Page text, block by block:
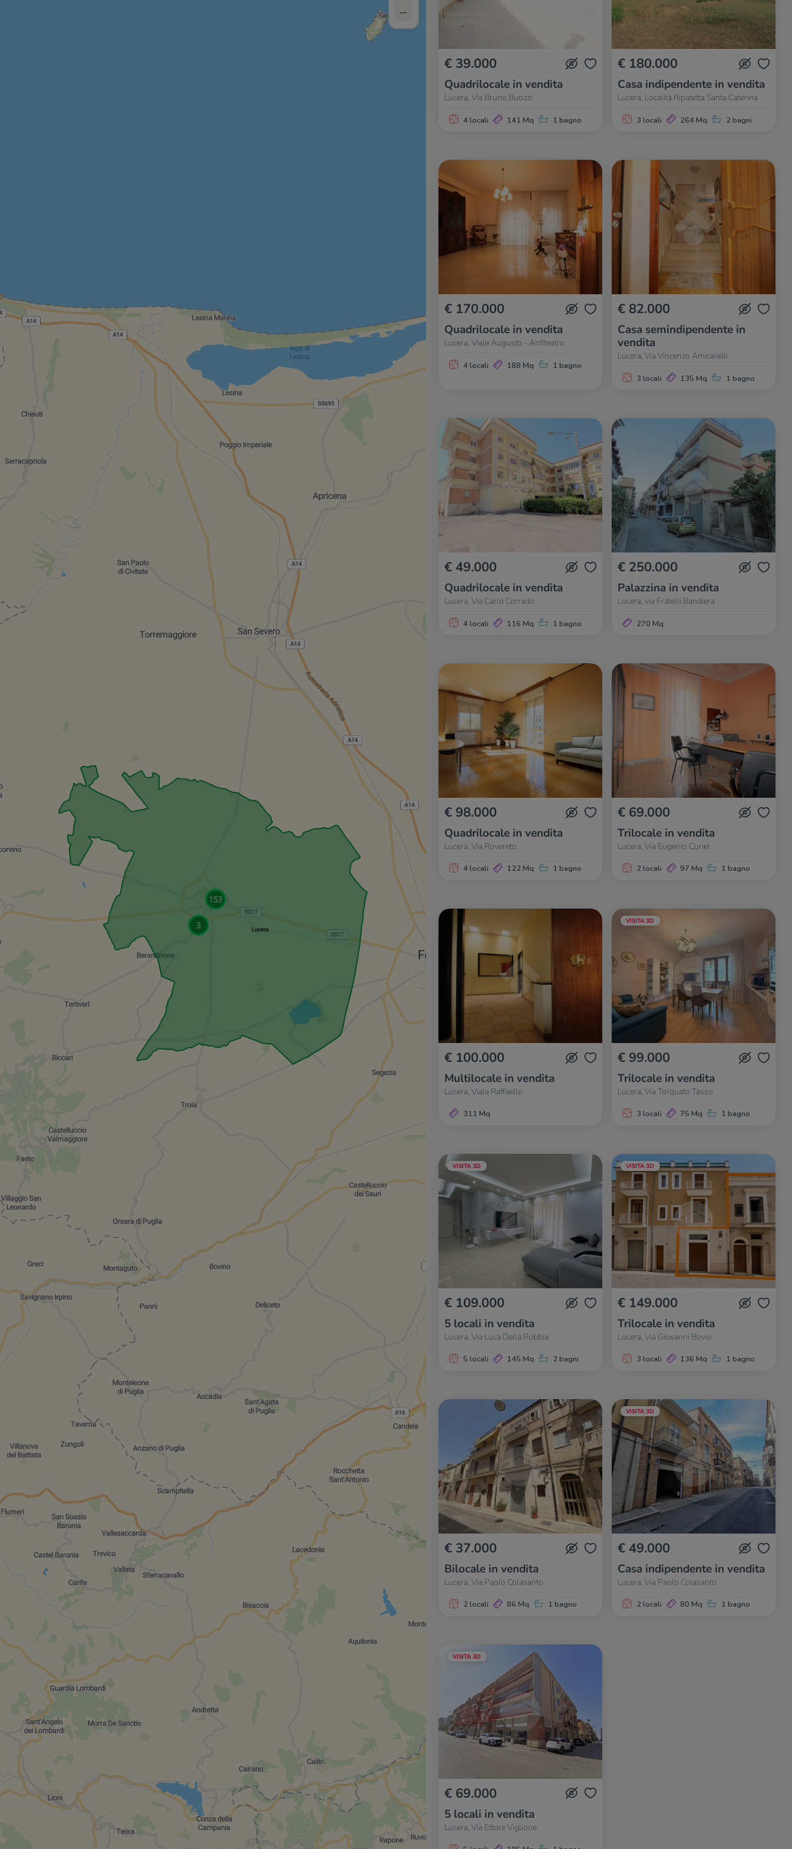
€ 39.000
Quadrilocale in vendita
Lucera, Via Bruno Buozzi
4 locali 141 Mq 1 bagno
€ 180.000
Casa indipendente in vendita
Lucera, Località Ripatetta Santa Caterina
3 locali 264 Mq 2 bagni
€ 170.000
Quadrilocale in vendita
Lucera, Viale Augusto - Anfiteatro
4 locali 188 Mq 1 bagno
€ 82.000
Casa semindipendente in
vendita
Lucera, Via Vincenzo Amicarelli
3 locali 135 Mq 1 bagno
€ 49.000
Quadrilocale in vendita
Lucera, Via Carlo Corrado
4 locali 116 Mq 1 bagno
€ 250.000
Palazzina in vendita
Lucera, via Fratelli Bandiera
270 Mq
€ 98.000
Quadrilocale in vendita
Lucera, Via Rovereto
4 locali 122 Mq 1 bagno
€ 69.000
Trilocale in vendita
Lucera, Via Eugenio Curiel
2 locali 97 Mq 1 bagno
€ 100.000
Multilocale in vendita
Lucera, Viale Raffaello
311 Mq
VISITA 3D
€ 99.000
Trilocale in vendita
Lucera, Via Torquato Tasso
3 locali 75 Mq 1 bagno
VISITA 3D
€ 109.000
5 locali in vendita
Lucera, Via Luca Della Robbia
5 locali 145 Mq 2 bagni
VISITA 3D
€ 149.000
Trilocale in vendita
Lucera, Via Giovanni Bovio
3 locali 136 Mq 1 bagno
€ 37.000
Bilocale in vendita
Lucera, Via Paolo Colasanto
2 locali 86 Mq 1 bagno
VISITA 3D
€ 49.000
Casa indipendente in vendita
Lucera, Via Paolo Colasanto
2 locali 80 Mq 1 bagno
VISITA 3D
€ 69.000
5 locali in vendita
Lucera, Via Ettore Viglione
–